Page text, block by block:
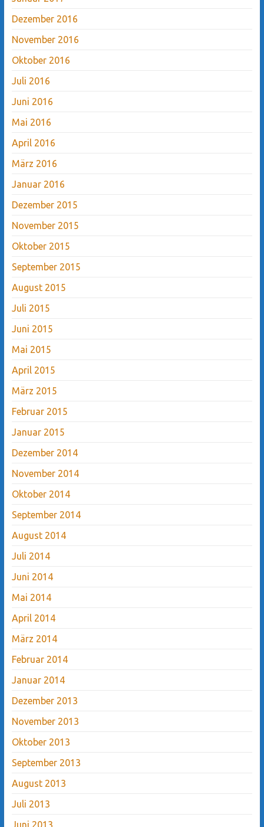
Dezember 2016
November 2016
Oktober 2016
Juli 2016
Juni 2016
Mai 2016
April 2016
März 2016
Januar 2016
Dezember 2015
November 2015
Oktober 2015
September 2015
August 2015
Juli 2015
Juni 2015
Mai 2015
April 2015
März 2015
Februar 2015
Januar 2015
Dezember 2014
November 2014
Oktober 2014
September 2014
August 2014
Juli 2014
Juni 2014
Mai 2014
April 2014
März 2014
Februar 2014
Januar 2014
Dezember 2013
November 2013
Oktober 2013
September 2013
August 2013
Juli 2013
Juni 2013